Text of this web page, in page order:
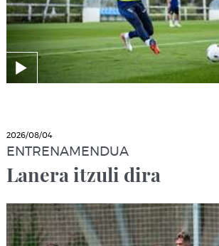
2026/08/04
ENTRENAMENDUA
Lanera itzuli dira